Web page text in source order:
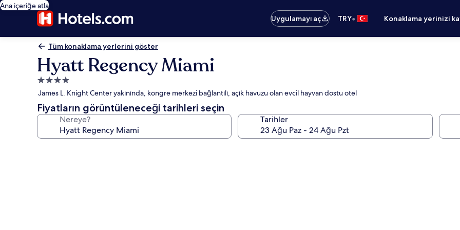
Ana içeriğe atla
Uygulamayı aç
TRY• Konaklama yerinizi
Tüm konaklama yerlerini göster
Hyatt Regency Miami
4.0
yıldızlı
konaklama
yeri
James L. Knight Center yakınında, kongre merkezi bağlantılı, açık havuzu olan evcil hayvan dostu otel
Fiyatların görüntüleneceği tarihleri seçin
Nereye? Tarihler